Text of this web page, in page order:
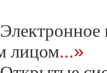
Электронное
лицом...»